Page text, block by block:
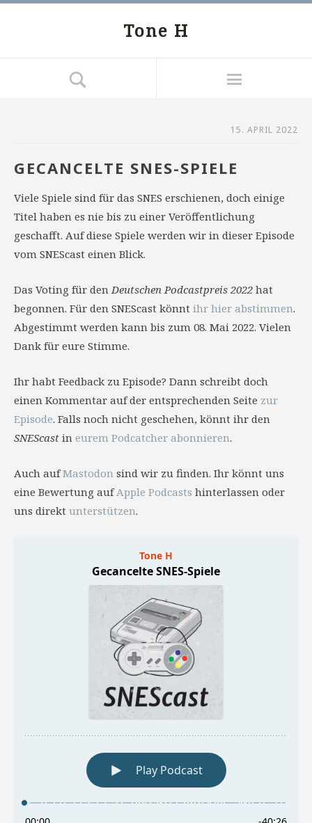
Tone H
15. APRIL 2022
GECANCELTE SNES-SPIELE
Viele Spiele sind für das SNES erschienen, doch einige
Titel haben es nie bis zu einer Veröffentlichung
geschafft. Auf diese Spiele werden wir in dieser Episode
vom SNEScast einen Blick.
Das Voting für denDeutschen Podcastpreis 2022 hat
begonnen. Für den SNEScast könnt ihr hier abstimmen.
Abgestimmt werden kann bis zum 08. Mai 2022. Vielen
Dank für eure Stimme.
Ihr habt Feedback zu Episode? Dann schreibt doch
einen Kommentar auf der entsprechenden Seite zur
Episode. Falls noch nicht geschehen, könnt ihr den
SNEScast in eurem Podcatcher abonnieren.
Auch aufMastodon sind wir zu finden. Ihr könnt uns
eine Bewertung aufApple Podcasts hinterlassen oder
uns direkt unterstützen.